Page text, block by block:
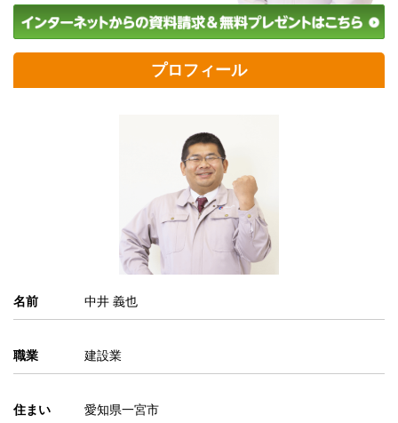
プロフィール
名前 中井 義也
職業 建設業
住まい 愛知県一宮市